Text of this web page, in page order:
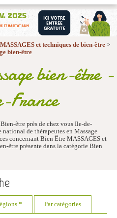
MASSAGES et techniques de bien-être >
bien-être
bien-être -
France
être près de chez vous Ile-de-
de thérapeutes en Massage
concernant Bien Être MASSAGES et
être présente dans la catégorie Bien
* Par catégories